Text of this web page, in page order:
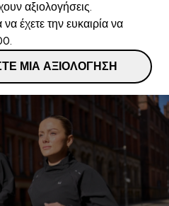
αξιολογήσεις.
έχετε την ευκαιρία να
ΜΙΑ ΑΞΙΟΛΌΓΗΣΗ